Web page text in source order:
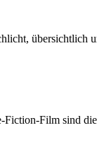
übersichtlich
Film sind